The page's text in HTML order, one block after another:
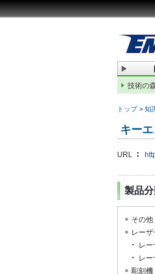
技術の
トップ> 知
キー
URL
製品
その他
レーザ
レ
レー
彫刻機